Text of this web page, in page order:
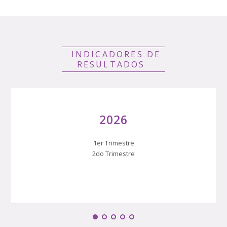
INDICADORES DE
RESULTADOS
2026
1er Trimestre
2do Trimestre